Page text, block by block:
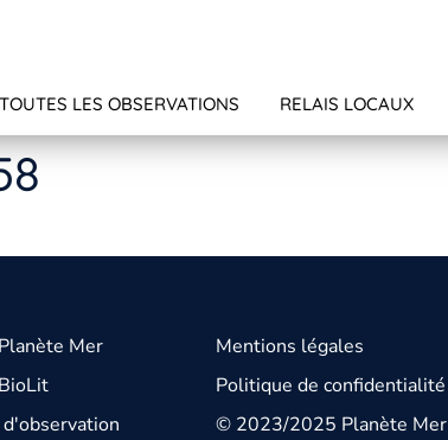
TOUTES LES OBSERVATIONS RELAIS LOCAUX
Mer
Mentions légales
Politique de confidentialité
© 2023/2025 Planète Mer